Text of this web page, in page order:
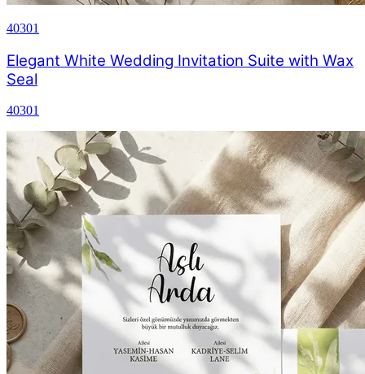
40301
Elegant White Wedding Invitation Suite with Wax
Seal
40301